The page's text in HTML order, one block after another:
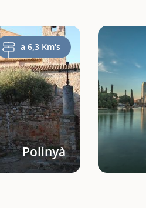
a 6,3 Km's
Polinyà